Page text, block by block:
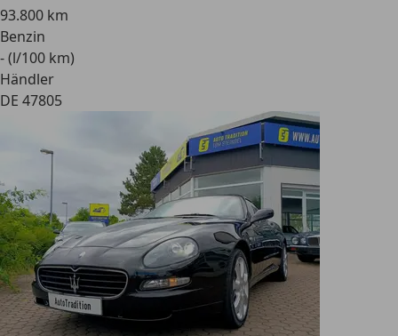
93.800 km
Benzin
- (l/100 km)
Händler
DE 47805